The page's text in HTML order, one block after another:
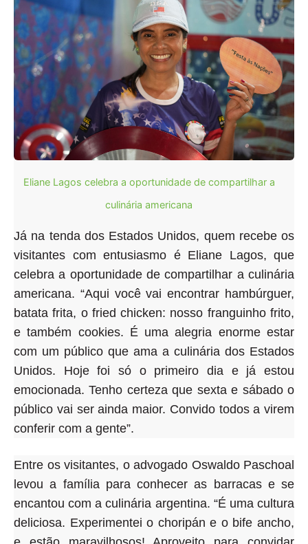
Eliane Lagos celebra a oportunidade de compartilhar a
culinária americana
Já na tenda dos Estados Unidos, quem recebe os
visitantes com entusiasmo é Eliane Lagos, que
celebra a oportunidade de compartilhar a culinária
americana. “Aqui você vai encontrar hambúrguer,
batata frita, o fried chicken: nosso franguinho frito,
e também cookies. É uma alegria enorme estar
com um público que ama a culinária dos Estados
Unidos. Hoje foi só o primeiro dia e já estou
emocionada. Tenho certeza que sexta e sábado o
público vai ser ainda maior. Convido todos a virem
conferir com a gente”.
Entre os visitantes, o advogado Oswaldo Paschoal
levou a família para conhecer as barracas e se
encantou com a culinária argentina. “É uma cultura
deliciosa. Experimentei o choripán e o bife ancho,